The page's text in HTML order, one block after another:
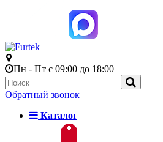
Пн - Пт с 09:00 до 18:00
Обратный звонок
Каталог